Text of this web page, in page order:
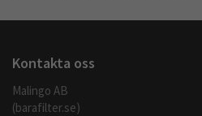
Kontakta oss
Malingo AB
(barafilter.se)